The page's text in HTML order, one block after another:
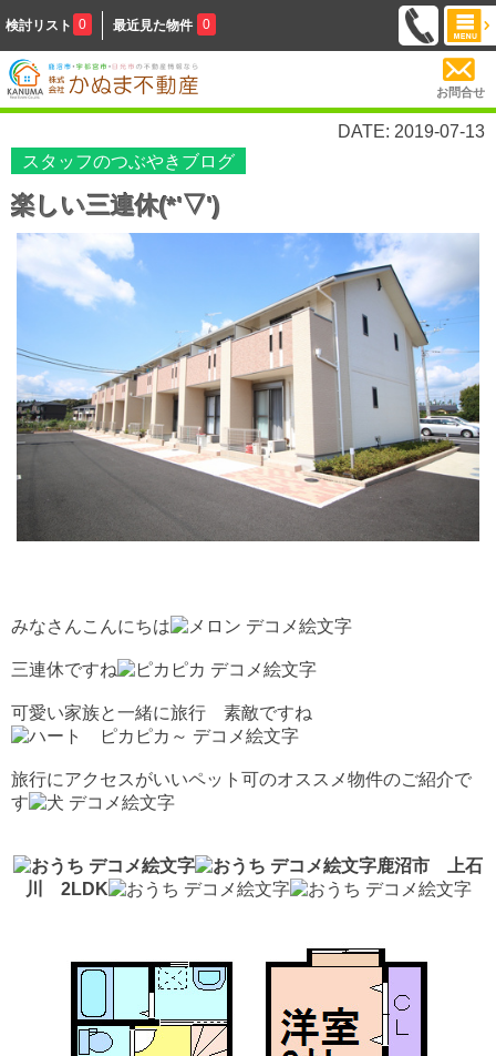
検討リスト 0 最近見た物件 0
お問合せ
DATE: 2019-07-13
スタッフのつぶやきブログ
楽しい三連休(*'▽')
みなさんこんにちは
三連休ですね
可愛い家族と一緒に旅行 素敵ですね
旅行にアクセスがいいペット可のオススメ物件のご紹介で
す
鹿沼市 上石
川 2LDK